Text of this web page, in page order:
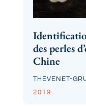
des perles
Chine
THEVENET-
2019